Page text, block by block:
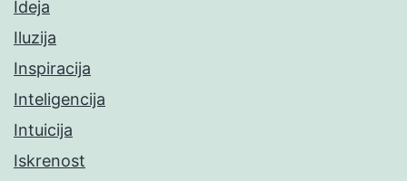
Ideja
Iluzija
Inspiracija
Inteligencija
Intuicija
Iskrenost